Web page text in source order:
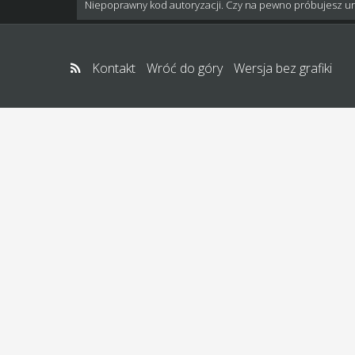
Niepoprawny kod autoryzacji. Czy na pewno próbujesz
Kontakt Wróć do góry Wersja bez grafiki